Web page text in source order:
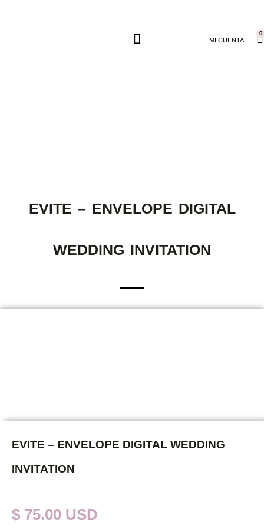
MI CUENTA
0
EVITE – ENVELOPE DIGITAL
WEDDING INVITATION
EVITE – ENVELOPE DIGITAL WEDDING
INVITATION
$ 75.00 USD